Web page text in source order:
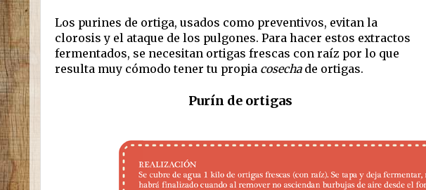
Los purines de ortiga, usados como preventivos, evitan la
clorosis y el ataque de los pulgones. Para hacer estos extractos
fermentados, se necesitan ortigas frescas con raíz por lo que
resulta muy cómodo tener tu propia cosechade ortigas.
Purín de ortigas